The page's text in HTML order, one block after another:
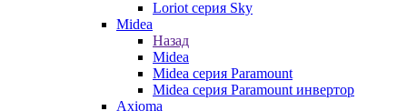
Loriot серия Sky
Midea
Назад
Midea
Midea серия Paramount
Midea серия Paramount инвертор
Axioma